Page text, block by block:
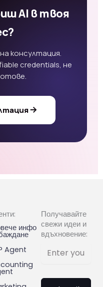
AI в твоя
консултация.
credentials, не
инфо
Agent
Получавайте
свежи идеи и
вдъхновение: